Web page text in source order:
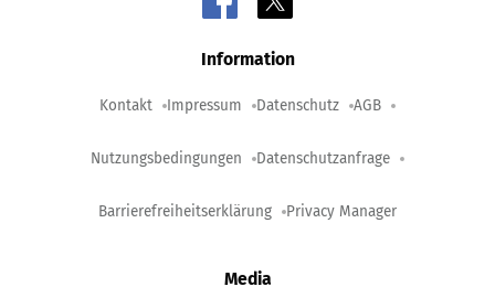
Information
Kontakt Impressum Datenschutz AGB
Nutzungsbedingungen Datenschutzanfrage
Barrierefreiheitserklärung Privacy Manager
Media